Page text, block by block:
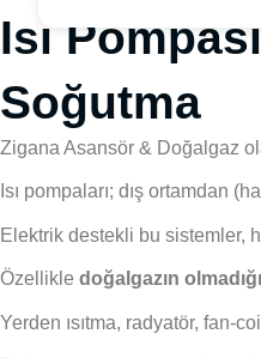
Isı
Soğutma
Zigana Asansör & Doğalgaz
Isı pompaları; dış ortamdan
Elektrik destekli bu sistemler,
Özellikle doğalgazın
Yerden ısıtma, radyatör, fan-